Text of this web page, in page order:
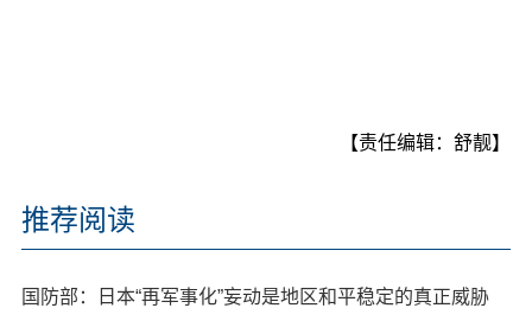
【责任编辑：舒靓】
推荐阅读
国防部：日本“再军事化”妄动是地区和平稳定的真正威胁